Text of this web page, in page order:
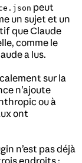
peut
un sujet et un
que Claude
comme le
a lus.
sur la
n’ajoute
ou à
ont
n’est pas déjà
endroits :